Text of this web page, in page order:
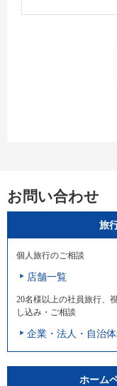
お問い合わせ
旅
個人旅行のご相談
店舗一覧
20名様以上の社員旅行、
し込み・ご相談
企業・法人・自治
ホーム